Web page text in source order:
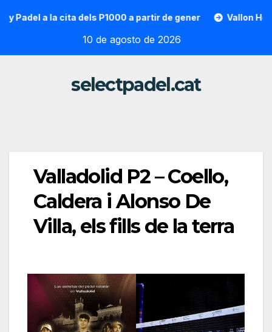
a la cita dels P1000 a partir de gener Vallon Hoarau /
10 de agosto de 2026
selectpadel.cat
Valladolid P2 – Coello,
Caldera i Alonso De
Villa, els fills de la terra